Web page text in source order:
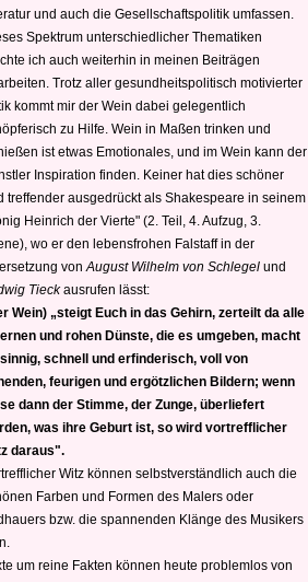
und auch die Gesellschaftspolitik umfassen.
Spektrum unterschiedlicher Thematiken
ich auch weiterhin in meinen Beiträgen
Trotz aller gesundheitspolitisch motivierter
kommt mir der Wein dabei gelegentlich
zu Hilfe. Wein in Maßen trinken und
ist etwas Emotionales, und im Wein kann der
Inspiration finden. Keiner hat dies schöner
treffender ausgedrückt als Shakespeare in seinem
Heinrich der Vierte" (2. Teil, 4. Aufzug, 3.
wo er den lebensfrohen Falstaff in der
von August Wilhelm von Schlegel und
Tieckausrufen lässt:
Wein) „steigt Euch in das Gehirn, zerteilt da alle
und rohen Dünste, die es umgeben, macht
schnell und erfinderisch, voll von
feurigen und ergötzlichen Bildern; wenn
dann der Stimme, der Zunge, überliefert
was ihre Geburt ist, so wird vortrefflicher
daraus".
Witz können selbstverständlich auch die
Farben und Formen des Malers oder
bzw. die spannenden Klänge des Musikers
um reine Fakten können heute problemlos von